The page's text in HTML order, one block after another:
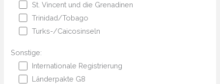
St. Vincent und die Grenadinen
Trinidad/Tobago
Turks-/Caicosinseln
Sonstige:
Internationale Registrierung
Länderpakte G8